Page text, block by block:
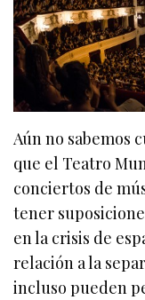
Aún no sabemos
que el Teatro
conciertos de
tener
en la crisis de
relación a la
incluso pueden